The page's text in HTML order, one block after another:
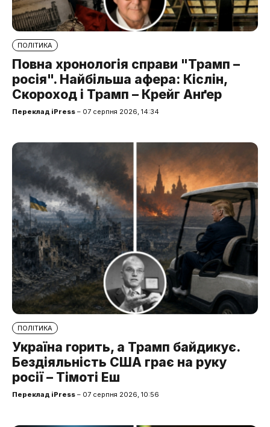
ПОЛІТИКА
Повна хронологія справи "Трамп –
росія". Найбільша афера: Кіслін,
Скороход і Трамп – Крейг Анґер
Переклад iPress – 07 серпня 2026, 14:34
ПОЛІТИКА
Україна горить, а Трамп байдикує.
Бездіяльність США грає на руку
росії – Тімоті Еш
Переклад iPress – 07 серпня 2026, 10:56